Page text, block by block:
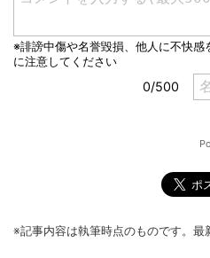
※記事内容は執筆時点のものです。最